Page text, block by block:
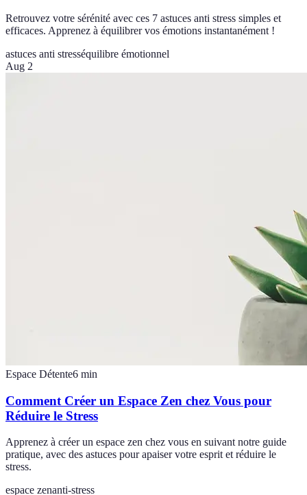
Retrouvez votre sérénité avec ces 7 astuces anti stress simples et
efficaces. Apprenez à équilibrer vos émotions instantanément !
astuces anti stresséquilibre émotionnel
Aug 2
Espace Détente6 min
Comment Créer un Espace Zen chez Vous pour
Réduire le Stress
Apprenez à créer un espace zen chez vous en suivant notre guide
pratique, avec des astuces pour apaiser votre esprit et réduire le
stress.
espace zenanti-stress